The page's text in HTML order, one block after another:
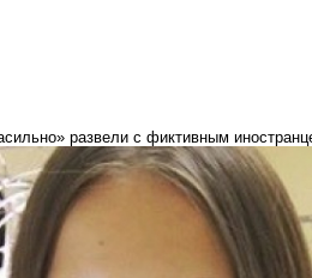
развели с фиктивным